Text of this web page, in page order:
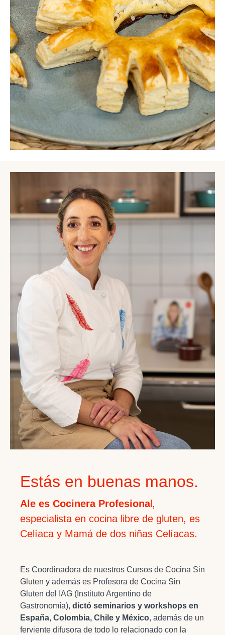
Estás en buenas manos.
Ale es Cocinera Profesional,
especialista en cocina libre de gluten, es
Celíaca y Mamá de dos niñas Celíacas.
Es Coordinadora de nuestros Cursos de Cocina Sin
Gluten y además es Profesora de Cocina Sin
Gluten del IAG (Instituto Argentino de
Gastronomía), dictó seminarios y workshops en
España, Colombia, Chile y México, además de un
ferviente difusora de todo lo relacionado con la